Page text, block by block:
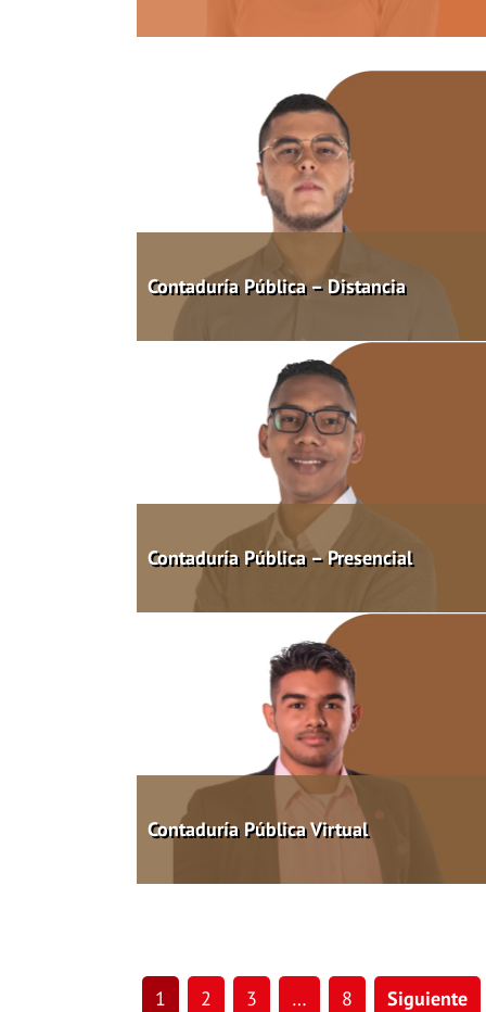
Contaduría Pública – Distancia
Contaduría Pública – Presencial
Contaduría Pública Virtual
1 2 3 … 8 Siguiente